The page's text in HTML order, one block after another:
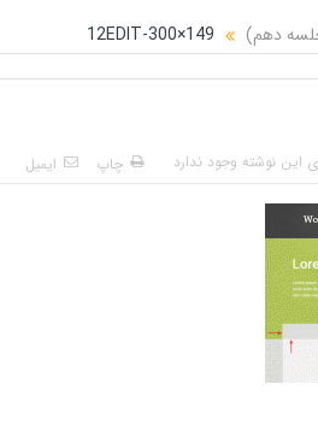
دهم) 12EDIT-300×149
این نوشته وجود ندارد چاپ ایمیل